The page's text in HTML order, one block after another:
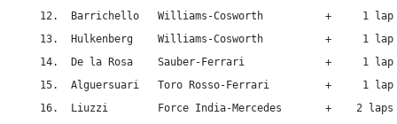
12.  Barrichello   Williams-Cosworth          +     1 lap
13.  Hulkenberg    Williams-Cosworth          +     1 lap
14.  De la Rosa    Sauber-Ferrari             +     1 lap
15.  Alguersuari   Toro Rosso-Ferrari         +     1 lap
16.  Liuzzi        Force India-Mercedes       +    2 laps